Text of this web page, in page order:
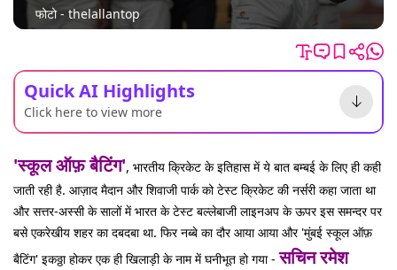
फोटो - thelallantop
Quick AI Highlights
Click here to view more
'स्कूल ऑफ़ बैटिंग', भारतीय क्रिकेट के इतिहास में ये बात बम्बई के लिए ही कही
जाती रही है. आज़ाद मैदान और शिवाजी पार्क को टेस्ट क्रिकेट की नर्सरी कहा जाता था
और सत्तर-अस्सी के सालों में भारत के टेस्ट बल्लेबाजी लाइनअप के ऊपर इस समन्दर पर
बसे एकरेखीय शहर का दबदबा था. फिर नब्बे का दौर आया आया और 'मुंबई स्कूल ऑफ़
बैटिंग' इकठ्ठा होकर एक ही खिलाड़ी के नाम में घनीभूत हो गया -सचिन रमेश